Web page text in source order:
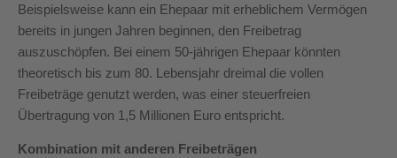
Beispielsweise kann ein Ehepaar mit erheblichem Vermögen
bereits in jungen Jahren beginnen, den Freibetrag
auszuschöpfen. Bei einem 50-jährigen Ehepaar könnten
theoretisch bis zum 80. Lebensjahr dreimal die vollen
Freibeträge genutzt werden, was einer steuerfreien
Übertragung von 1,5 Millionen Euro entspricht.
Kombination mit anderen Freibeträgen